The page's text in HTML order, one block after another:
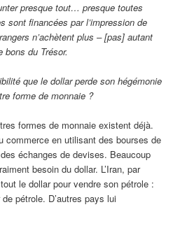
presque tout… presque toutes
sont financées par l’impression de
n’achètent plus – [pas] autant
bons du Trésor.
que le dollar perde son hégémonie
forme de monnaie ?
formes de monnaie existent déjà.
commerce en utilisant des bourses de
échanges de devises. Beaucoup
besoin du dollar. L’Iran, par
le dollar pour vendre son pétrole :
pétrole. D’autres pays lui